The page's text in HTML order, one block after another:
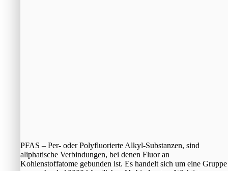
PFAS – Per- oder Polyfluorierte Alkyl-Substanzen, sind
aliphatische Verbindungen, bei denen Fluor an
Kohlenstoffatome gebunden ist. Es handelt sich um eine Gruppe